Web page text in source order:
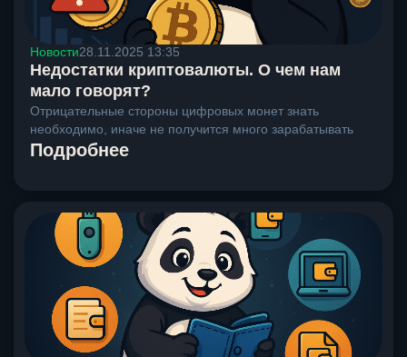
Новости28.11.2025 13:35
Недостатки криптовалюты. О чем нам
мало говорят?
Отрицательные стороны цифровых монет знать
необходимо, иначе не получится много зарабатывать
Подробнее